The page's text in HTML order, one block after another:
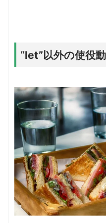
“let”以外の使役